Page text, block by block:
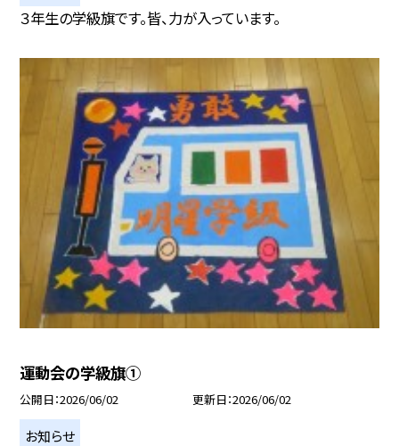
３年生の学級旗です。皆、力が入っています。
運動会の学級旗①
公開日 2026/06/02 更新日 2026/06/02
お知らせ